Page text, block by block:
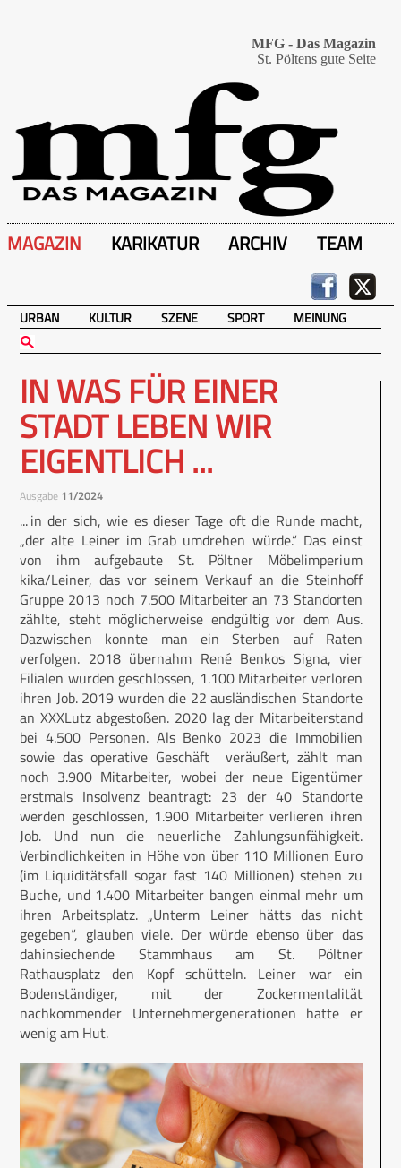
MFG - Das Magazin
St. Pöltens gute Seite
MAGAZIN KARIKATUR ARCHIV TEAM
URBAN KULTUR SZENE SPORT MEINUNG
IN WAS FÜR EINER
STADT LEBEN WIR
EIGENTLICH ...
Ausgabe 11/2024
... in der sich, wie es dieser Tage oft die Runde macht,
„der alte Leiner im Grab umdrehen würde.“ Das einst
von ihm aufgebaute St. Pöltner Möbelimperium
kika/Leiner, das vor seinem Verkauf an die Steinhoff
Gruppe 2013 noch 7.500 Mitarbeiter an 73 Standorten
zählte, steht möglicherweise endgültig vor dem Aus.
Dazwischen konnte man ein Sterben auf Raten
verfolgen. 2018 übernahm René Benkos Signa, vier
Filialen wurden geschlossen, 1.100 Mitarbeiter verloren
ihren Job. 2019 wurden die 22 ausländischen Standorte
an XXXLutz abgestoßen. 2020 lag der Mitarbeiterstand
bei 4.500 Personen. Als Benko 2023 die Immobilien
sowie das operative Geschäft veräußert, zählt man
noch 3.900 Mitarbeiter, wobei der neue Eigentümer
erstmals Insolvenz beantragt: 23 der 40 Standorte
werden geschlossen, 1.900 Mitarbeiter verlieren ihren
Job. Und nun die neuerliche Zahlungsunfähigkeit.
Verbindlichkeiten in Höhe von über 110 Millionen Euro
(im Liquiditätsfall sogar fast 140 Millionen) stehen zu
Buche, und 1.400 Mitarbeiter bangen einmal mehr um
ihren Arbeitsplatz. „Unterm Leiner hätts das nicht
gegeben“, glauben viele. Der würde ebenso über das
dahinsiechende Stammhaus am St. Pöltner
Rathausplatz den Kopf schütteln. Leiner war ein
Bodenständiger, mit der Zockermentalität
nachkommender Unternehmergenerationen hatte er
wenig am Hut.